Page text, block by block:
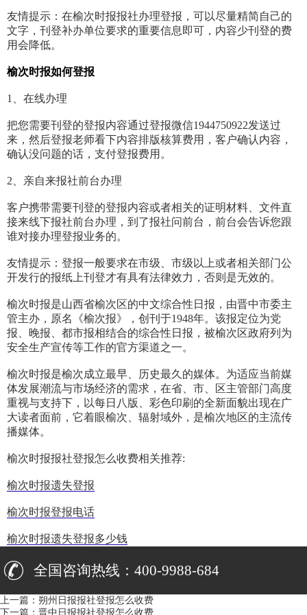
友情提示：在榆次时报报社办理登报，可以尽量精简自己的
文字，刊登补办单位要求的重要信息即可，内容少刊登的费
用会降低。
榆次时报如何登报
1、在线办理
把您需要刊登的登报内容通过登报微信1944750922发送过
来，然后登报老师看下内容排版核算费用，客户确认内容，
确认没问题的话，支付登报费用。
2、亲自来报社前台办理
客户携带需要刊登的登报内容或者相关的证明材料、文件直
接来线下报社前台办理，到了报社问前台，前台会告诉您跟
谁对接办理登报业务的。
友情提示：登报一般要求在市级、市级以上或者相关部门公
开发行的报纸上刊登才有具有法律效力，否则是无效的。
榆次时报是山西省榆次区的中文综合性日报，由晋中市委主
管主办，原名《榆次报》，创刊于1948年。该报定位为党
报、晚报、都市报相结合的综合性日报，被榆次区政府列为
安全生产宣传等工作的官方渠道之一。
榆次时报是榆次成立最早、历史最久的媒体。为适应当前媒
体发展潮流与市场经济的需求，在省、市、区主管部门高度
重视与支持下，以每日八版、彩色印刷的全新面貌出现在广
大读者面前，它着眼榆次、辐射域外，是榆次地区的主流传
播媒体。
榆次时报报社登报怎么收费相关推荐:
榆次时报遗失登报
榆次时报登报电话
榆次时报遗失登报多少钱
全国咨询热线：400-9988-684
上一篇： 朔州日报报社登报怎么收费
下一篇： 晋中日报报社登报怎么收费